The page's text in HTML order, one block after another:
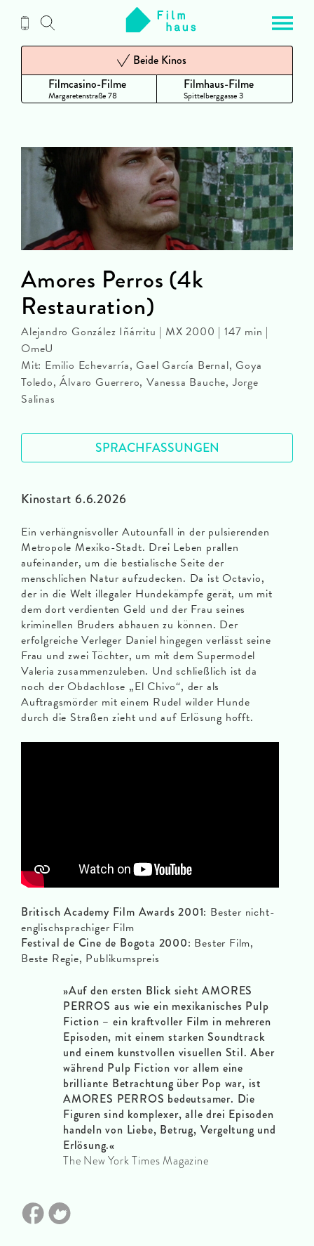
Inhalt
Filmcasino-Filme
Margaretenstraße 78
Beide Kinos
Filmhaus-Filme
Spittelberggasse 3
Kinostart 6.6.2026
Ein verhängnisvoller Autounfall in der pulsierenden
Metropole Mexiko-Stadt. Drei Leben prallen
aufeinander, um die bestialische Seite der
menschlichen Natur aufzudecken. Da ist Octavio,
der in die Welt illegaler Hundekämpfe gerät, um mit
dem dort verdienten Geld und der Frau seines
kriminellen Bruders abhauen zu können. Der
erfolgreiche Verleger Daniel hingegen verlässt seine
Frau und zwei Töchter, um mit dem Supermodel
Valeria zusammenzuleben. Und schließlich ist da
noch der Obdachlose „El Chivo“, der als
Auftragsmörder mit einem Rudel wilder Hunde
durch die Straßen zieht und auf Erlösung hofft.
Britisch Academy Film Awards 2001: Bester nicht-
englischsprachiger Film
Festival de Cine de Bogota 2000: Bester Film,
Beste Regie, Publikumspreis
»Auf den ersten Blick sieht AMORES
PERROS aus wie ein mexikanisches Pulp
Fiction – ein kraftvoller Film in mehreren
Episoden, mit einem starken Soundtrack
und einem kunstvollen visuellen Stil. Aber
während Pulp Fiction vor allem eine
brilliante Betrachtung über Pop war, ist
AMORES PERROS bedeutsamer. Die
Figuren sind komplexer, alle drei Episoden
handeln von Liebe, Betrug, Vergeltung und
Erlösung.«
The New York Times Magazine
Amores Perros (4k
Restauration)
Alejandro González Iñárritu | MX 2000 | 147 min |
OmeU
Mit: Emilio Echevarría, Gael García Bernal, Goya
Toledo, Álvaro Guerrero, Vanessa Bauche, Jorge
Salinas
SPRACHFASSUNGEN